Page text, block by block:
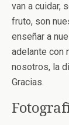
van a cuidar,
fruto, son
enseñar a
adelante con
nosotros, la
Gracias.